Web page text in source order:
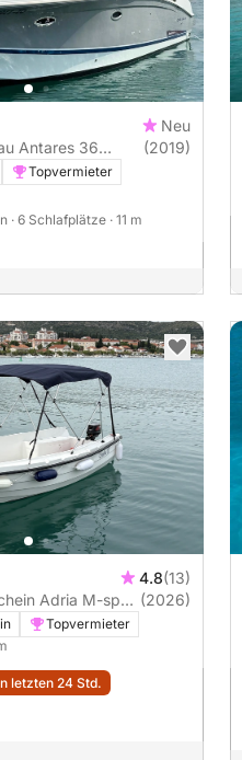
Neu
(2019)
Topvermieter
· 6 Schlafplätze · 11 m
4.8(13)
sport
(2026)
Topvermieter
letzten 24 Std.